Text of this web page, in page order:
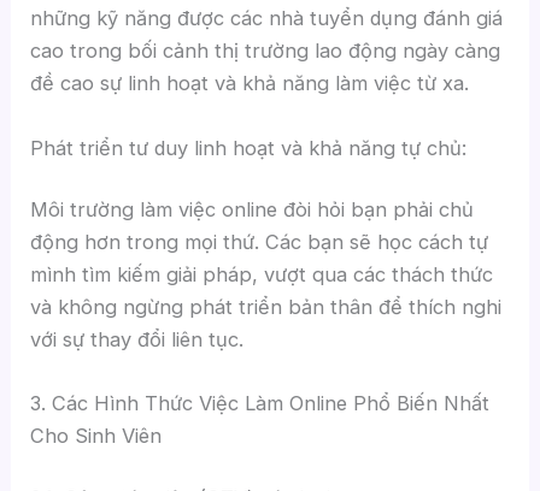
những kỹ năng được các nhà tuyển dụng đánh giá
cao trong bối cảnh thị trường lao động ngày càng
đề cao sự linh hoạt và khả năng làm việc từ xa.
Phát triển tư duy linh hoạt và khả năng tự chủ:
Môi trường làm việc online đòi hỏi bạn phải chủ
động hơn trong mọi thứ. Các bạn sẽ học cách tự
mình tìm kiếm giải pháp, vượt qua các thách thức
và không ngừng phát triển bản thân để thích nghi
với sự thay đổi liên tục.
3. Các Hình Thức Việc Làm Online Phổ Biến Nhất
Cho Sinh Viên